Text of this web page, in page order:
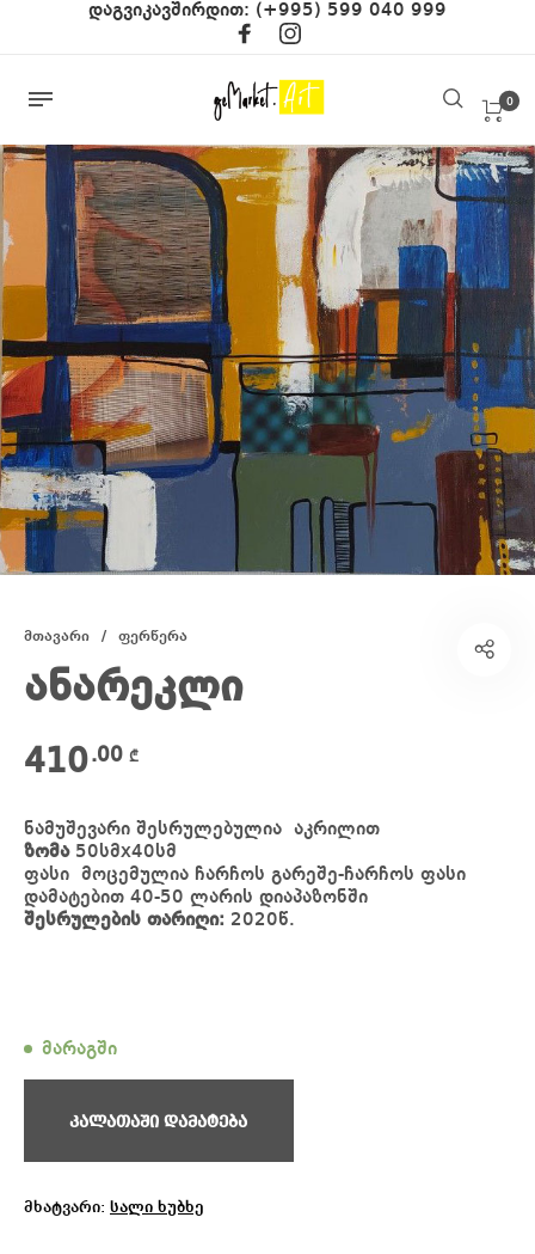
დაგვიკავშირდით: (+995) 599 040 999
0
მთავარი / ფერწერა
ანარეკლი
410.00 ₾
ნამუშევარი შესრულებულია აკრილით
ზომა50სმx40სმ
ფასი მოცემულია ჩარჩოს გარეშე-ჩარჩოს ფასი
დამატებით 40-50 ლარის დიაპაზონში
შესრულების თარიღი: 2020წ.
მარაგში
კალათაში დამატება
მხატვარი: სალი ხუბხე